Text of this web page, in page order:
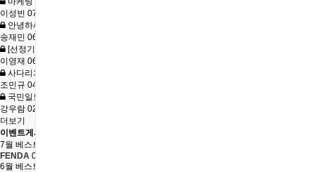
이성빈 07-11
안녕하세요 FENDA 마케팅담당자님
송재민 06-29
[선정기업] 자사몰 라이브 커머스 30일간 무…
이영재 06-20
사다리차 장비 제휴 문의 드립니다
조민규 04-25
국민일보에서 최초로 개최하는 브랜드대상 1위 …
강우람 02-14
더보기
이벤트게시판
7월 베스트 포토후기 당첨자 발표
FENDA 08-11
6월 베스트 포토후기 당첨자 발표